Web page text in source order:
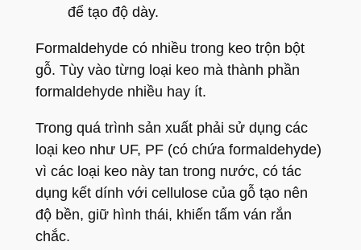
để tạo độ dày.
Formaldehyde có nhiều trong keo trộn bột
gỗ. Tùy vào từng loại keo mà thành phần
formaldehyde nhiều hay ít.
Trong quá trình sản xuất phải sử dụng các
loại keo như UF, PF (có chứa formaldehyde)
vì các loại keo này tan trong nước, có tác
dụng kết dính với cellulose của gỗ tạo nên
độ bền, giữ hình thái, khiến tấm ván rắn
chắc.